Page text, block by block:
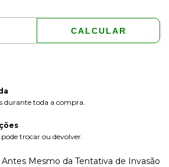
CALCULAR
durante toda a compra.
trocar ou devolver.
Mesmo da Tentativa de Invasão